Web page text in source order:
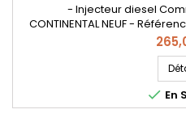
- Injecteur diesel
CONTINENTAL NEUF -
8201100113 , 166006212R ,
A6070700195 , A6070700087
Pour motorisation Renault
Pièce
Prix
 En